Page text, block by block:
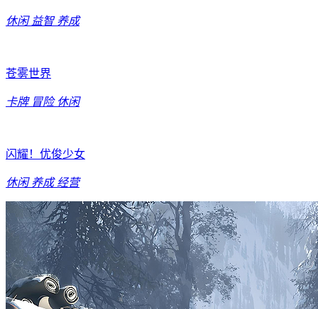
休闲 益智 养成
苍雾世界
卡牌 冒险 休闲
闪耀！优俊少女
休闲 养成 经营